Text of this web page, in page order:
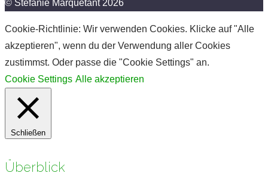
© Stefanie Marquetant 2026
Cookie-Richtlinie: Wir verwenden Cookies. Klicke auf "Alle
akzeptieren", wenn du der Verwendung aller Cookies
zustimmst. Oder passe die "Cookie Settings" an.
Cookie Settings Alle akzeptieren
Schließen
Überblick